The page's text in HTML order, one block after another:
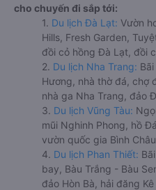
cho chuyến đi sắp tới:
1. Du lịch Đà Lạt: Vườn
Hills, Fresh Garden,
đồi cỏ hồng Đà Lạt, đồi
2. Du lịch Nha Trang:
Hương, nhà thờ đá, chợ
nhà ga Nha Trang, đảo
3. Du lịch Vũng Tàu:
mũi Nghinh Phong, hồ
vườn quốc gia Bình
4. Du lịch Phan Thiết:
bay, Bàu Trắng - Bàu
đảo Hòn Bà, hải đăng Kê